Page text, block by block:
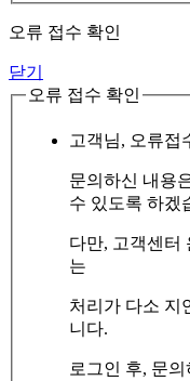
오류 접수 확인
닫기
오류 접수 확인
고객님, 오류접
문의하신 내용
수 있도록 하겠
다만, 고객센터
는
처리가 다소 지
니다.
로그인 후, 문